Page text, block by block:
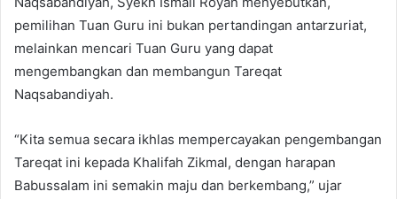
pemilihan Tuan Guru ini bukan pertandingan antarzuriat,
melainkan mencari Tuan Guru yang dapat
mengembangkan dan membangun Tareqat
Naqsabandiyah.
“Kita semua secara ikhlas mempercayakan pengembangan
Tareqat ini kepada Khalifah Zikmal, dengan harapan
Babussalam ini semakin maju dan berkembang,” ujar